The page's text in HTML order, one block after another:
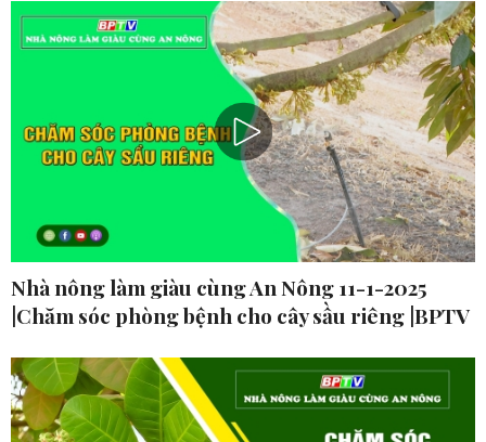
Nhà nông làm giàu cùng An Nông 11-1-2025
|Chăm sóc phòng bệnh cho cây sầu riêng |BPTV